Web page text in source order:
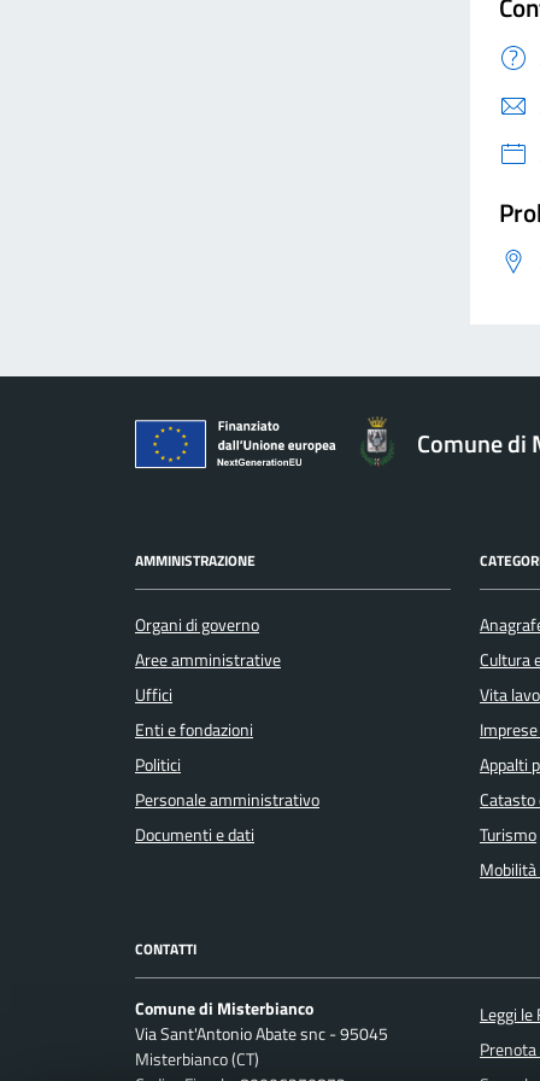
Comune di
AMMINISTRAZIONE
Organi di governo
Aree amministrative
Uffici
Enti e fondazioni
Politici
Personale amministrativo
Documenti e dati
Cultura
Vita
Appalti
Turismo
CONTATTI
Comune di Misterbianco
Via Sant'Antonio Abate snc - 95045
Misterbianco (CT)
Leggi le